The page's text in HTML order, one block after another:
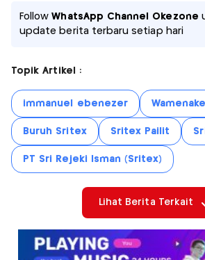
FollowWhatsApp Channel Okezone
update berita terbaru setiap hari
Topik Artikel :
immanuel ebenezer
Buruh Sritex Sritex Pailit
PT Sri Rejeki Isman (Sritex)
Lihat Berita Terkait